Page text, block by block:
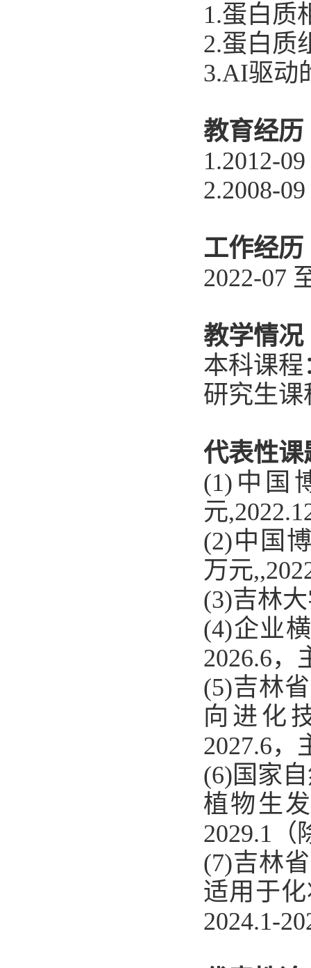
1.蛋白质
2.蛋白质
3.AI驱动
教育经历
1.2012-
2.2008-
工作经历
2022-07
教学情况
本科课
研究生
代表性课
(1)中国
元
(2)中国
万元
(3)吉林
(4)企业
2026.6，
(5)吉林
向进化
2027.6，
(6)国家
植物生
2029.1（
(7)吉林
适用于化
2024.1-